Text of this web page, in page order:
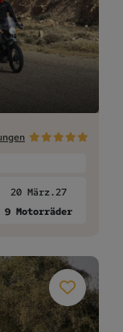
20 März.27
9 Motorräder